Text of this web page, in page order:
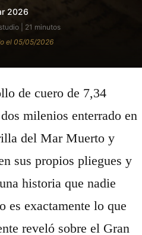
2026
| 21 minutos
el 05/05/2026
de cuero de 7,34
milenios enterrado en
del Mar Muerto y
sus propios pliegues y
historia que nadie
es exactamente lo que
reveló sobre el Gran